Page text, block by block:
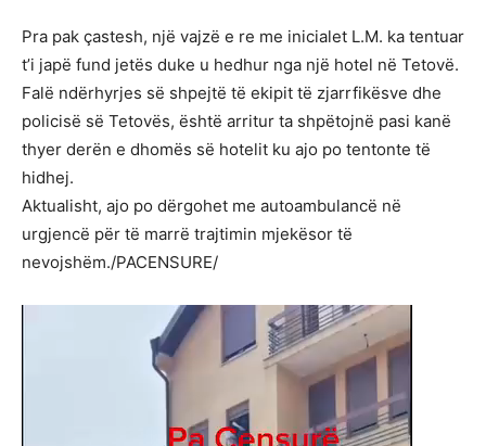
Pra pak çastesh, një vajzë e re me inicialet L.M. ka tentuar
t’i japë fund jetës duke u hedhur nga një hotel në Tetovë.
Falë ndërhyrjes së shpejtë të ekipit të zjarrfikësve dhe
policisë së Tetovës, është arritur ta shpëtojnë pasi kanë
thyer derën e dhomës së hotelit ku ajo po tentonte të
hidhej.
Aktualisht, ajo po dërgohet me autoambulancë në
urgjencë për të marrë trajtimin mjekësor të
nevojshëm./PACENSURE/